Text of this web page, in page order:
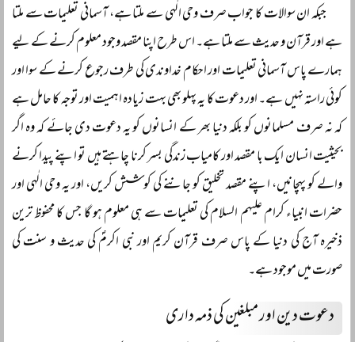
جبکہ ان سوالات کا جواب صرف وحی الٰہی سے ملتا ہے، آسمانی تعلیمات سے ملتا
ہے اور قرآن و حدیث سے ملتا ہے۔ اس طرح اپنا مقصد وجود معلوم کرنے کے لیے
ہمارے پاس آسمانی تعلیمات اور احکام خداوندی کی طرف رجوع کرنے کے سوا اور
کوئی راستہ نہیں ہے۔ اور دعوت کا یہ پہلو بھی بہت زیادہ اہمیت اور توجہ کا حامل ہے
کہ نہ صرف مسلمانوں کو بلکہ دنیا بھر کے انسانوں کو یہ دعوت دی جائے کہ وہ اگر
بحیثیت انسان ایک با مقصد اور کامیاب زندگی بسر کرنا چاہتے ہیں تو اپنے پیدا کرنے
والے کو پہچانیں، اپنے مقصد تخلیق کو جاننے کی کوشش کریں، اور یہ وحی الٰہی اور
حضرات انبیاء کرام علیہم السلام کی تعلیمات سے ہی معلوم ہو گا جس کا محفوظ ترین
ذخیرہ آج کی دنیا کے پاس صرف قرآن کریم اور نبی اکرمؐ کی حدیث و سنت کی
صورت میں موجود ہے۔
دعوت دین اور مبلغین کی ذمہ داری